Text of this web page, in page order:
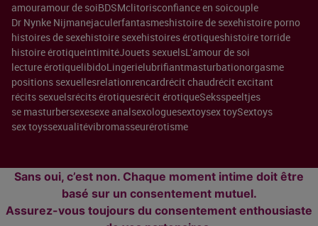
amouramour de soiBDSMclitorisconfiance en soicouple
Dr Nynke Nijmanejaculerfantasmeshistoire de sexehistoire porno
histoires de sexehistoire sexehistoires érotiqueshistoire torride
histoire érotiqueintimitéJouets sexuelsL'amour de soi
lecture érotiquelibidoLingerielubrifiantmasturbationorgasme
positions sexuellesrelationrencardrécit chaudrécit excitant
récits sexuelsrécits érotiquesrécit érotiqueSeksspeeltjes
se masturbersexesexe analsexologuesextoysex toySextoys
sex toyssexualitévibromasseurérotisme
Sans oui, c’est non. Chaque moment intime doit être
basé sur un consentement mutuel.
Assurez-vous toujours du consentement enthousiaste